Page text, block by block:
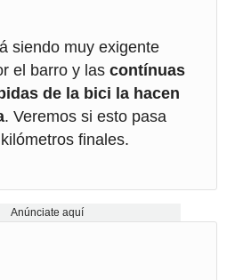
siendo muy exigente
el barro y las contínuas
de la bici la hacen
. Veremos si esto pasa
finales.
Anúnciate aquí